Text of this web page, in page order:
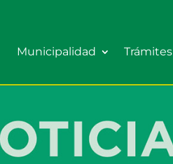
Municipalidad Trámites